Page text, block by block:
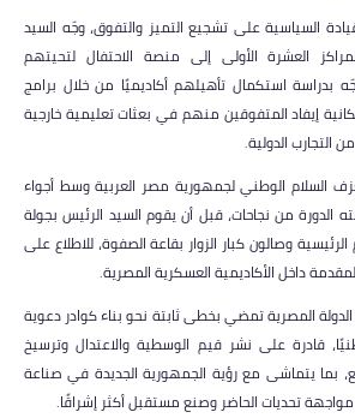
السياسية على تشجيع التميز والتفوق، وجّه السيد
العشرة الأولى إلى منصة الاحتفال لتحيتهم
بدراسة استكمال تأهيلهم أكاديميًا من خلال برامج
إيفاد المتفوقين منهم في بعثات تعليمية خارجية
التجارب الدولية.
السلام الوطني لجمهورية مصر العربية وسط أجواء
الدورة من نجاحات، قبل أن يقوم السيد الرئيس بجولة
وصالون كبار الزوار بقاعة الصفوة، للاطلاع على
داخل الأكاديمية العسكرية المصرية.
المصرية تمضي بخطى ثابتة نحو بناء كوادر دعوية
قادرة على نشر قيم الوسطية والاعتدال وترسيخ
بما يتماشى مع رؤية الجمهورية الجديدة في صناعة
مواجهة تحديات الحاضر وصنع مستقبل أكثر إشراقًا.